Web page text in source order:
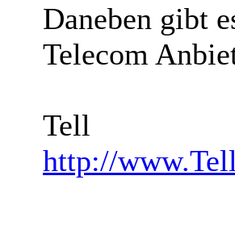
Daneben gibt
Telecom
Tell
http://